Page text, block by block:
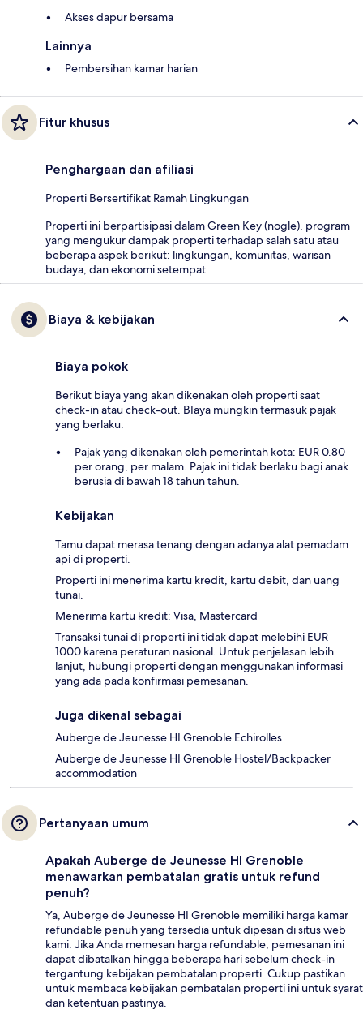
Akses dapur bersama
Lainnya
Pembersihan kamar harian
Fitur khusus
Penghargaan dan afiliasi
Properti Bersertifikat Ramah Lingkungan
Properti ini berpartisipasi dalam Green Key (nogle), program
yang mengukur dampak properti terhadap salah satu atau
beberapa aspek berikut: lingkungan, komunitas, warisan
budaya, dan ekonomi setempat.
Biaya & kebijakan
Biaya pokok
Berikut biaya yang akan dikenakan oleh properti saat
check-in atau check-out. BIaya mungkin termasuk pajak
yang berlaku:
Pajak yang dikenakan oleh pemerintah kota: EUR 0.80
per orang, per malam. Pajak ini tidak berlaku bagi anak
berusia di bawah 18 tahun tahun.
Kebijakan
Tamu dapat merasa tenang dengan adanya alat pemadam
api di properti.
Properti ini menerima kartu kredit, kartu debit, dan uang
tunai.
Menerima kartu kredit: Visa, Mastercard
Transaksi tunai di properti ini tidak dapat melebihi EUR
1000 karena peraturan nasional. Untuk penjelasan lebih
lanjut, hubungi properti dengan menggunakan informasi
yang ada pada konfirmasi pemesanan.
Juga dikenal sebagai
Auberge de Jeunesse HI Grenoble Echirolles
Auberge de Jeunesse HI Grenoble Hostel/Backpacker
accommodation
Pertanyaan umum
Apakah Auberge de Jeunesse HI Grenoble
menawarkan pembatalan gratis untuk refund
penuh?
Ya, Auberge de Jeunesse HI Grenoble memiliki harga kamar
refundable penuh yang tersedia untuk dipesan di situs web
kami. Jika Anda memesan harga refundable, pemesanan ini
dapat dibatalkan hingga beberapa hari sebelum check-in
tergantung kebijakan pembatalan properti. Cukup pastikan
untuk membaca kebijakan pembatalan properti ini untuk syarat
dan ketentuan pastinya.